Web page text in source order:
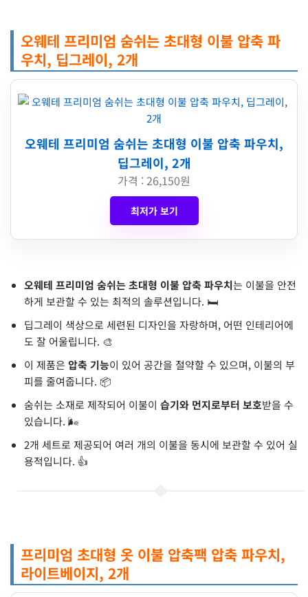
오웨테 프리미엄 숨쉬는 초대형 이불 압축 파
우치, 딥그레이, 2개
오웨테 프리미엄 숨쉬는 초대형 이불 압축 파우치,
딥그레이, 2개
가격 : 26,150원
최저가 보기
오웨테 프리미엄 숨쉬는 초대형 이불 압축 파우치는 이불을 안전
하게 보관할 수 있는 최적의 솔루션입니다. 🛏️
딥그레이 색상으로 세련된 디자인을 자랑하며, 어떤 인테리어에
도 잘 어울립니다. 🎨
이 제품은 압축 기능이 있어 공간을 절약할 수 있으며, 이불의 부
피를 줄여줍니다. 📦
숨쉬는 소재로 제작되어 이불이 습기와 먼지로부터 보호받을 수
있습니다. 🌬️
2개 세트로 제공되어 여러 개의 이불을 동시에 보관할 수 있어 실
용적입니다. 👍
프리미엄 초대형 옷 이불 압축팩 압축 파우치,
라이트베이지, 2개